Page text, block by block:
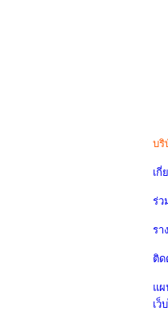
บริ
เกี่
ร่ว
รา
ติด
แผ
เว็